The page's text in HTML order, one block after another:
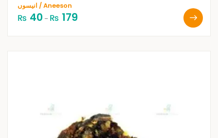
انیسوں / Aneeson
₨ 40 – ₨ 179